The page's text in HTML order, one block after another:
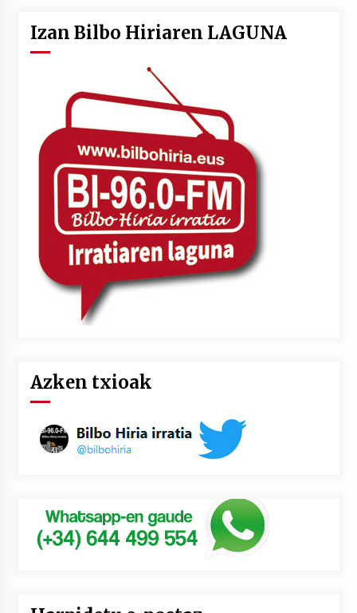
Izan Bilbo Hiriaren LAGUNA
Azken txioak